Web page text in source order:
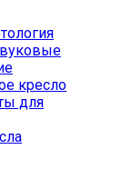
кресло
для